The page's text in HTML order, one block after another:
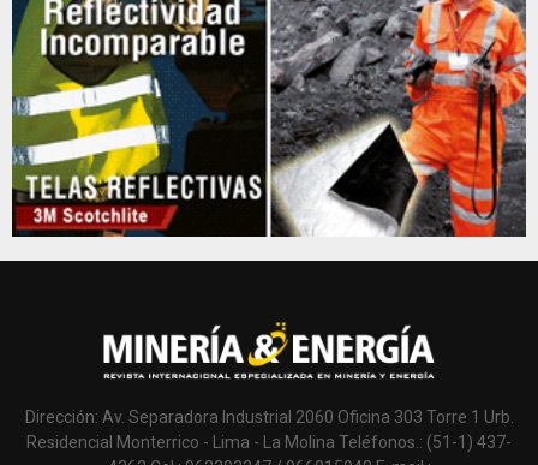
Dirección: Av. Separadora Industrial 2060 Oficina 303 Torre 1 Urb.
Residencial Monterrico - Lima - La Molina Teléfonos.: (51-1) 437-